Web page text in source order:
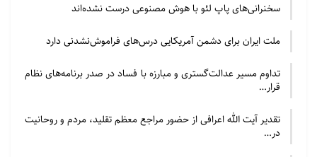
سخنرانی‌های پاپ لئو با هوش مصنوعی درست نشده‌اند
ملت ایران برای دشمن آمریکایی درس‌های فراموش‌نشدنی دارد
تداوم مسیر عدالت‌گستری و مبارزه با فساد در صدر برنامه‌های نظام
قرار…
تقدیر آیت الله اعرافی از حضور مراجع معظم تقلید، مردم و روحانیت
در…